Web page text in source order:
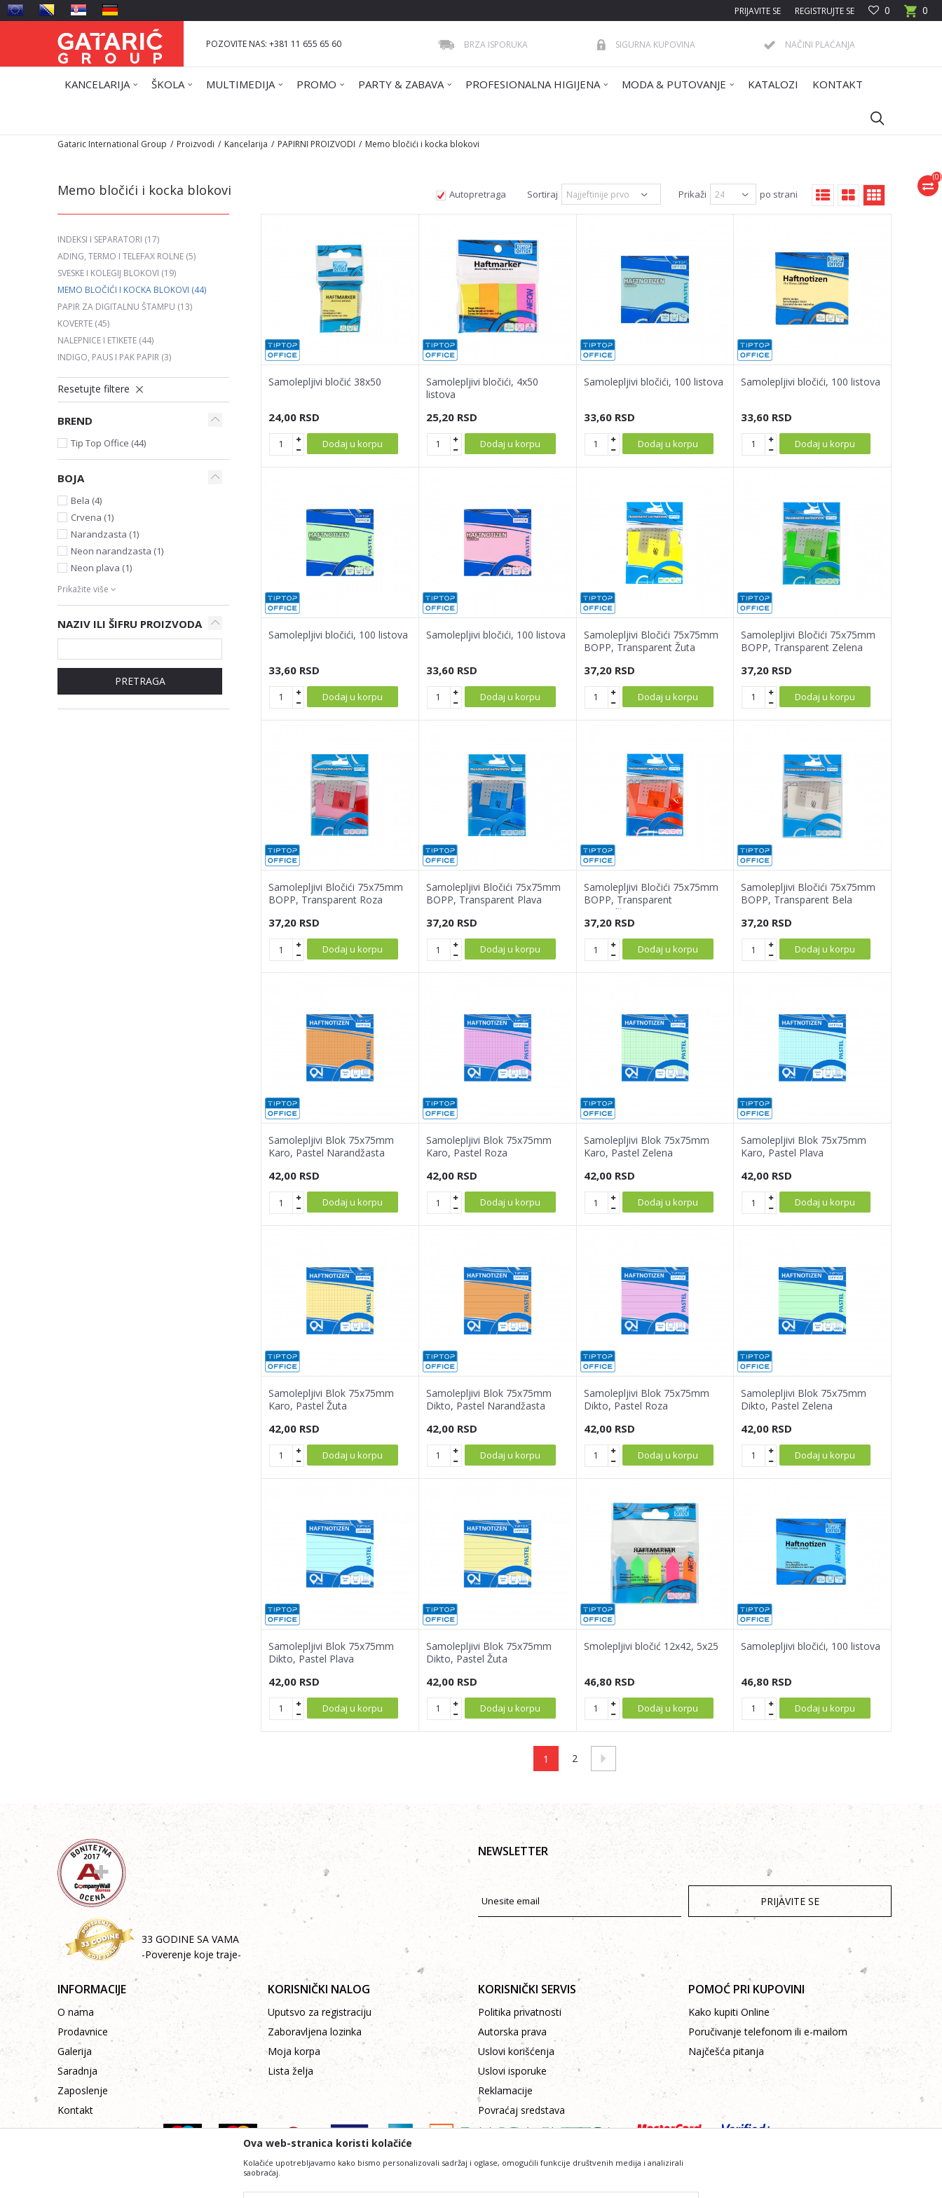
0
0
PRIJAVITE SE REGISTRUJTE SE
POZOVITE NAS: +381 11 655 65 60 BRZA ISPORUKA SIGURNA KUPOVINA NAČINI PLAĆANJA
KANCELARIJA ŠKOLA MULTIMEDIJA PROMO PARTY & ZABAVA PROFESIONALNA HIGIJENA MODA & PUTOVANJE KATALOZI KONTAKT
(0)
Gataric International Group Proizvodi Kancelarija PAPIRNI PROIZVODI Memo bločići i kocka blokovi
Memo bločići i kocka blokovi Autopretraga Sortiraj Prikaži po strani
INDEKSI I SEPARATORI (17)
ADING, TERMO I TELEFAX ROLNE (5)
SVESKE I KOLEGIJ BLOKOVI (19)
MEMO BLOČIĆI I KOCKA BLOKOVI (44)
PAPIR ZA DIGITALNU ŠTAMPU (13)
KOVERTE (45)
NALEPNICE I ETIKETE (44)
INDIGO, PAUS I PAK PAPIR (3)
Resetujte filtere
BREND
Tip Top Office (44)
BOJA
Bela (4)
Crvena (1)
Narandzasta (1)
Neon narandzasta (1)
Neon plava (1)
Prikažite više
NAZIV ILI ŠIFRU PROIZVODA
PRETRAGA
Samolepljivi bločić 38x50
24,00 RSD
Dodaj u korpu
Samolepljivi bločići, 4x50
listova
25,20 RSD
Dodaj u korpu
Samolepljivi bločići, 100 listova
33,60 RSD
Dodaj u korpu
Samolepljivi bločići, 100 listova
33,60 RSD
Dodaj u korpu
Samolepljivi bločići, 100 listova
33,60 RSD
Dodaj u korpu
Samolepljivi bločići, 100 listova
33,60 RSD
Dodaj u korpu
Samolepljivi Bločići 75x75mm
BOPP, Transparent Žuta
37,20 RSD
Dodaj u korpu
Samolepljivi Bločići 75x75mm
BOPP, Transparent Zelena
37,20 RSD
Dodaj u korpu
Samolepljivi Bločići 75x75mm
BOPP, Transparent Roza
37,20 RSD
Dodaj u korpu
Samolepljivi Bločići 75x75mm
BOPP, Transparent Plava
37,20 RSD
Dodaj u korpu
Samolepljivi Bločići 75x75mm
BOPP, Transparent
Narandžasta
37,20 RSD
Dodaj u korpu
Samolepljivi Bločići 75x75mm
BOPP, Transparent Bela
37,20 RSD
Dodaj u korpu
Samolepljivi Blok 75x75mm
Karo, Pastel Narandžasta
42,00 RSD
Dodaj u korpu
Samolepljivi Blok 75x75mm
Karo, Pastel Roza
42,00 RSD
Dodaj u korpu
Samolepljivi Blok 75x75mm
Karo, Pastel Zelena
42,00 RSD
Dodaj u korpu
Samolepljivi Blok 75x75mm
Karo, Pastel Plava
42,00 RSD
Dodaj u korpu
Samolepljivi Blok 75x75mm
Karo, Pastel Žuta
42,00 RSD
Dodaj u korpu
Samolepljivi Blok 75x75mm
Dikto, Pastel Narandžasta
42,00 RSD
Dodaj u korpu
Samolepljivi Blok 75x75mm
Dikto, Pastel Roza
42,00 RSD
Dodaj u korpu
Samolepljivi Blok 75x75mm
Dikto, Pastel Zelena
42,00 RSD
Dodaj u korpu
Samolepljivi Blok 75x75mm
Dikto, Pastel Plava
42,00 RSD
Dodaj u korpu
Samolepljivi Blok 75x75mm
Dikto, Pastel Žuta
42,00 RSD
Dodaj u korpu
Smolepljivi bločić 12x42, 5x25
46,80 RSD
Dodaj u korpu
Samolepljivi bločići, 100 listova
46,80 RSD
Dodaj u korpu
1 2
33 GODINE SA VAMA
-Poverenje koje traje-
NEWSLETTER
PRIJAVITE SE
INFORMACIJE
O nama
Prodavnice
Galerija
Saradnja
Zaposlenje
Kontakt
KORISNIČKI NALOG
Uputsvo za registraciju
Zaboravljena lozinka
Moja korpa
Lista želja
KORISNIČKI SERVIS
Politika privatnosti
Autorska prava
Uslovi korišćenja
Uslovi isporuke
Reklamacije
Povraćaj sredstava
POMOĆ PRI KUPOVINI
Kako kupiti Online
Poručivanje telefonom ili e-mailom
Najčešća pitanja
Nastojimo da budemo što precizniji i profesionalniji u opisu proizvoda, prikazu slika i samih cena, ali ne možemo garantovati da su sve informacije kompletne i bez grešaka.
Ova web-stranica koristi kolačiće
Kolačiće upotrebljavamo kako bismo personalizovali sadržaj i oglase, omogućili funkcije društvenih medija i analizirali
saobraćaj.